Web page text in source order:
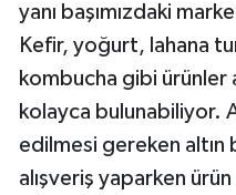
yanı başımızdaki
Kefir, yoğurt, lahana
kombucha gibi ürünler
kolayca bulunabiliyor.
edilmesi gereken altın
alışveriş yaparken